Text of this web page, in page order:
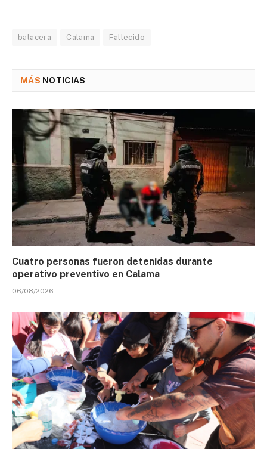
balacera Calama Fallecido
MÁS NOTICIAS
Cuatro personas fueron detenidas durante
operativo preventivo en Calama
06/08/2026